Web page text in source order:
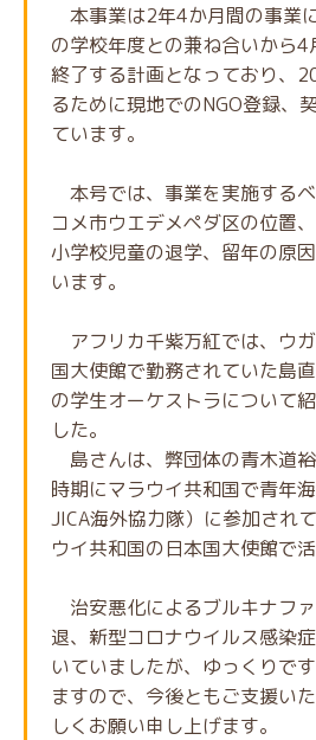
本事業は2年4か月間の事業
の学校年度との兼ね合いから
終了する計画となっており、
るために現地でのNGO登録、
ています。
本号では、事業を実施する
コメ市ウエデメペダ区の位置
小学校児童の退学、留年の原
います。
アフリカ千紫万紅では、ウ
国大使館で勤務されていた島
の学生オーケストラについて
した。
島さんは、弊団体の青木道
時期にマラウイ共和国で青年
JICA海外協力隊）に参加され
ウイ共和国の日本国大使館で
治安悪化によるブルキナフ
退、新型コロナウイルス感染
いていましたが、ゆっくりで
ますので、今後ともご支援い
しくお願い申し上げます。